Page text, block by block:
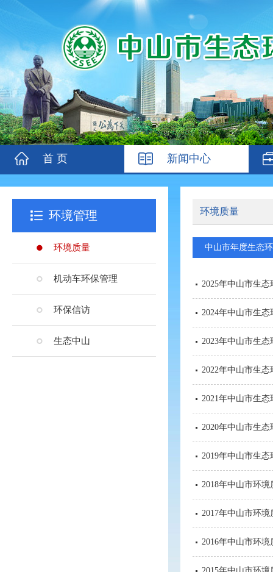
首 页 新闻中心
环境管理
环境质量
机动车环保管理
环保信访
生态中山
环境质量
中山市年度生态
2025年中山市生
2024年中山市生
2023年中山市生
2022年中山市生
2021年中山市生
2020年中山市生
2019年中山市生
2018年中山市环
2017年中山市环
2016年中山市环境